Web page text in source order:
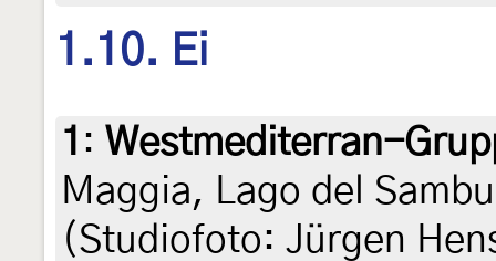
1.10. Ei
1 : Westmediterran-
Maggia, Lago del
(Studiofoto: Jürgen